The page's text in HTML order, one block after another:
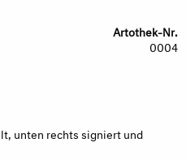
Artothek-Nr.
0004
unten rechts signiert und